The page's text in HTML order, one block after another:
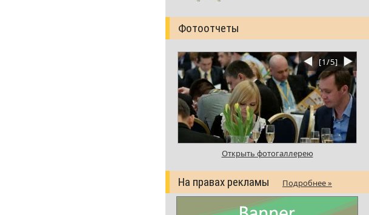
Фотоотчеты
Открыть фотогаллерею
[1/5]
На правах рекламы Подробнее »